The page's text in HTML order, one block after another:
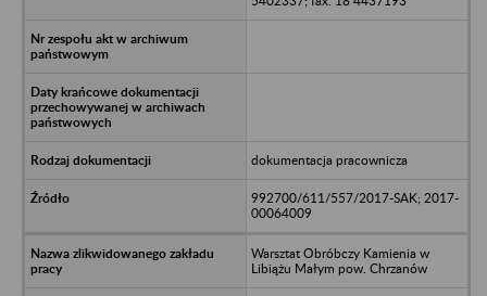
dokumentacja pracownicza
992700/611/557/2017-SAK; 2017-
00064009
Warsztat Obróbczy Kamienia w
Libiążu Małym pow. Chrzanów